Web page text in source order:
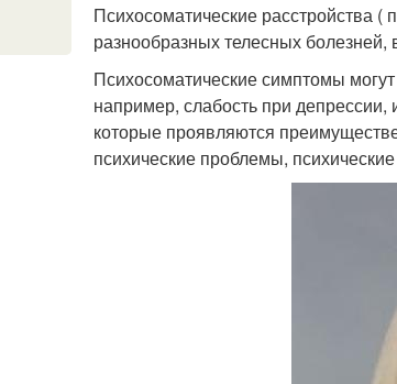
Психосоматические расстройства
разнообразных телесных
Психосоматические симптомы
например, слабость при
которые проявляются
психические проблемы,